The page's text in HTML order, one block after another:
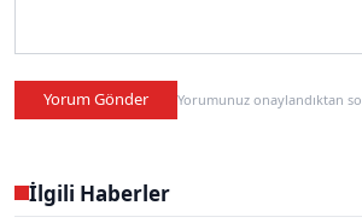
Yorum Gönder Yorumunuz onaylandıktan
İlgili Haberler